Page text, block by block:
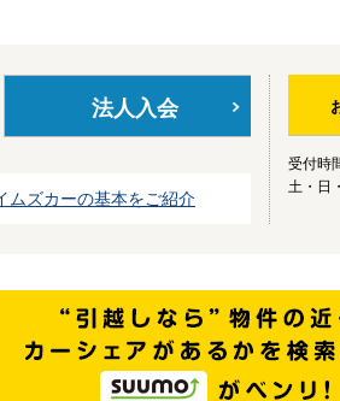
法人入会
ムズカーの基本をご紹介
受付時
土・日